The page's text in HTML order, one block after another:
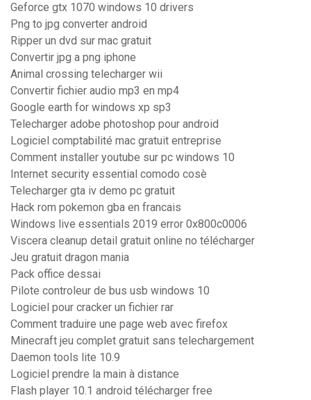
Geforce gtx 1070 windows 10 drivers
Png to jpg converter android
Ripper un dvd sur mac gratuit
Convertir jpg a png iphone
Animal crossing telecharger wii
Convertir fichier audio mp3 en mp4
Google earth for windows xp sp3
Telecharger adobe photoshop pour android
Logiciel comptabilité mac gratuit entreprise
Comment installer youtube sur pc windows 10
Internet security essential comodo cosè
Telecharger gta iv demo pc gratuit
Hack rom pokemon gba en francais
Windows live essentials 2019 error 0x800c0006
Viscera cleanup detail gratuit online no télécharger
Jeu gratuit dragon mania
Pack office dessai
Pilote controleur de bus usb windows 10
Logiciel pour cracker un fichier rar
Comment traduire une page web avec firefox
Minecraft jeu complet gratuit sans telechargement
Daemon tools lite 10.9
Logiciel prendre la main à distance
Flash player 10.1 android télécharger free